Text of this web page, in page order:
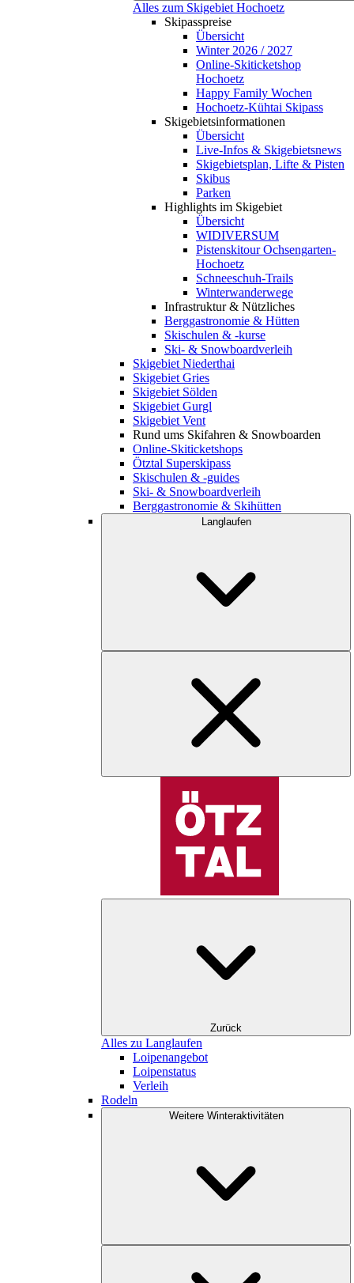
Alles zum Skigebiet Hochoetz
Skipasspreise
Übersicht
Winter 2026 / 2027
Online-Skiticketshop
Hochoetz
Happy Family Wochen
Hochoetz-Kühtai Skipass
Skigebietsinformationen
Übersicht
Live-Infos & Skigebietsnews
Skigebietsplan, Lifte & Pisten
Skibus
Parken
Highlights im Skigebiet
Übersicht
WIDIVERSUM
Pistenskitour Ochsengarten-
Hochoetz
Schneeschuh-Trails
Winterwanderwege
Infrastruktur & Nützliches
Berggastronomie & Hütten
Skischulen & -kurse
Ski- & Snowboardverleih
Skigebiet Niederthai
Skigebiet Gries
Skigebiet Sölden
Skigebiet Gurgl
Skigebiet Vent
Rund ums Skifahren & Snowboarden
Online-Skiticketshops
Ötztal Superskipass
Skischulen & -guides
Ski- & Snowboardverleih
Berggastronomie & Skihütten
Langlaufen
Zurück
Alles zu Langlaufen
Loipenangebot
Loipenstatus
Verleih
Rodeln
Weitere Winteraktivitäten